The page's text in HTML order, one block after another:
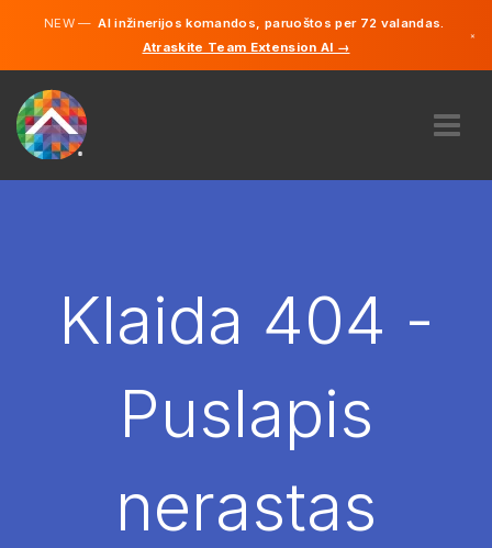
NEW —AI inžinerijos komandos, paruoštos per 72 valandas.
Atraskite Team Extension AI →
×
SAMDYTI
Anglų
Klaida 404 -
Puslapis
nerastas